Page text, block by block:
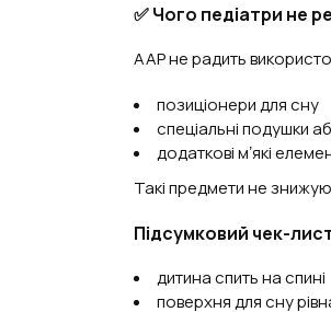
✅ Чого педіатри не
AAP не радить
позиціонери для сну
спеціальні подушки
додаткові мʼякі
Такі предмети не
Підсумковий чек-
дитина спить на спині
поверхня для сну